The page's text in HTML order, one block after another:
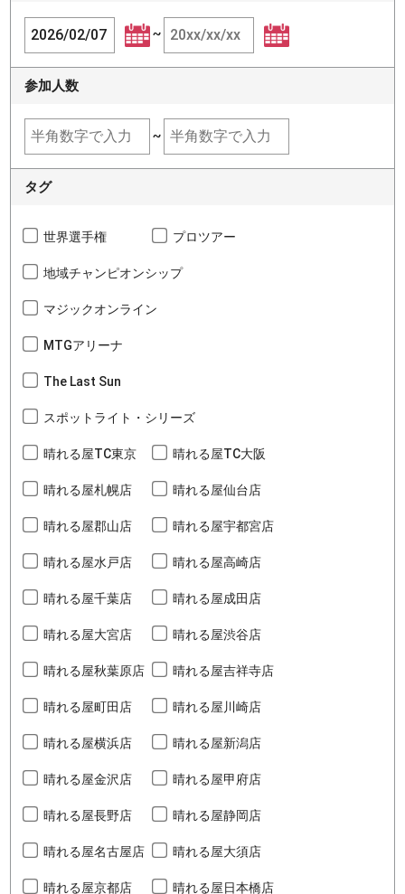
~
参加人数
~
タグ
世界選手権 プロツアー
地域チャンピオンシップ
マジックオンライン
MTGアリーナ
The Last Sun
スポットライト・シリーズ
晴れる屋TC東京 晴れる屋TC大阪
晴れる屋札幌店 晴れる屋仙台店
晴れる屋郡山店 晴れる屋宇都宮店
晴れる屋水戸店 晴れる屋高崎店
晴れる屋千葉店 晴れる屋成田店
晴れる屋大宮店 晴れる屋渋谷店
晴れる屋秋葉原店 晴れる屋吉祥寺店
晴れる屋町田店 晴れる屋川崎店
晴れる屋横浜店 晴れる屋新潟店
晴れる屋金沢店 晴れる屋甲府店
晴れる屋長野店 晴れる屋静岡店
晴れる屋名古屋店 晴れる屋大須店
晴れる屋京都店 晴れる屋日本橋店